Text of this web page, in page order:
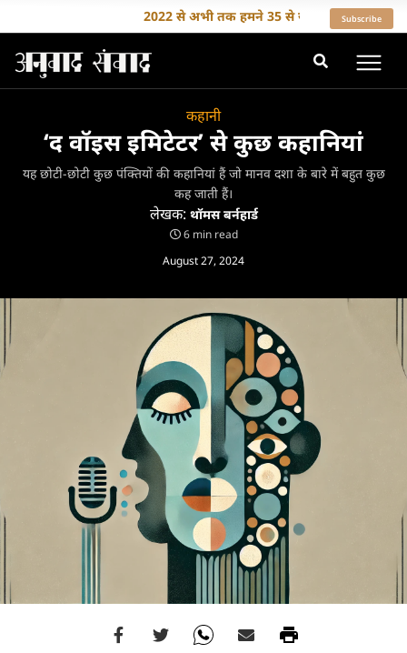
2022 से अभी तक हमने 35 से ज़्यादा देशों के लेखकों का
Subscribe
कहानी
‘द वॉइस इमिटेटर’ से कुछ कहानियां
यह छोटी-छोटी कुछ पंक्तियों की कहानियां हैं जो मानव दशा के बारे में बहुत कुछ
कह जाती हैं।
लेखक: थॉमस बर्नहार्ड
6 min read
August 27, 2024